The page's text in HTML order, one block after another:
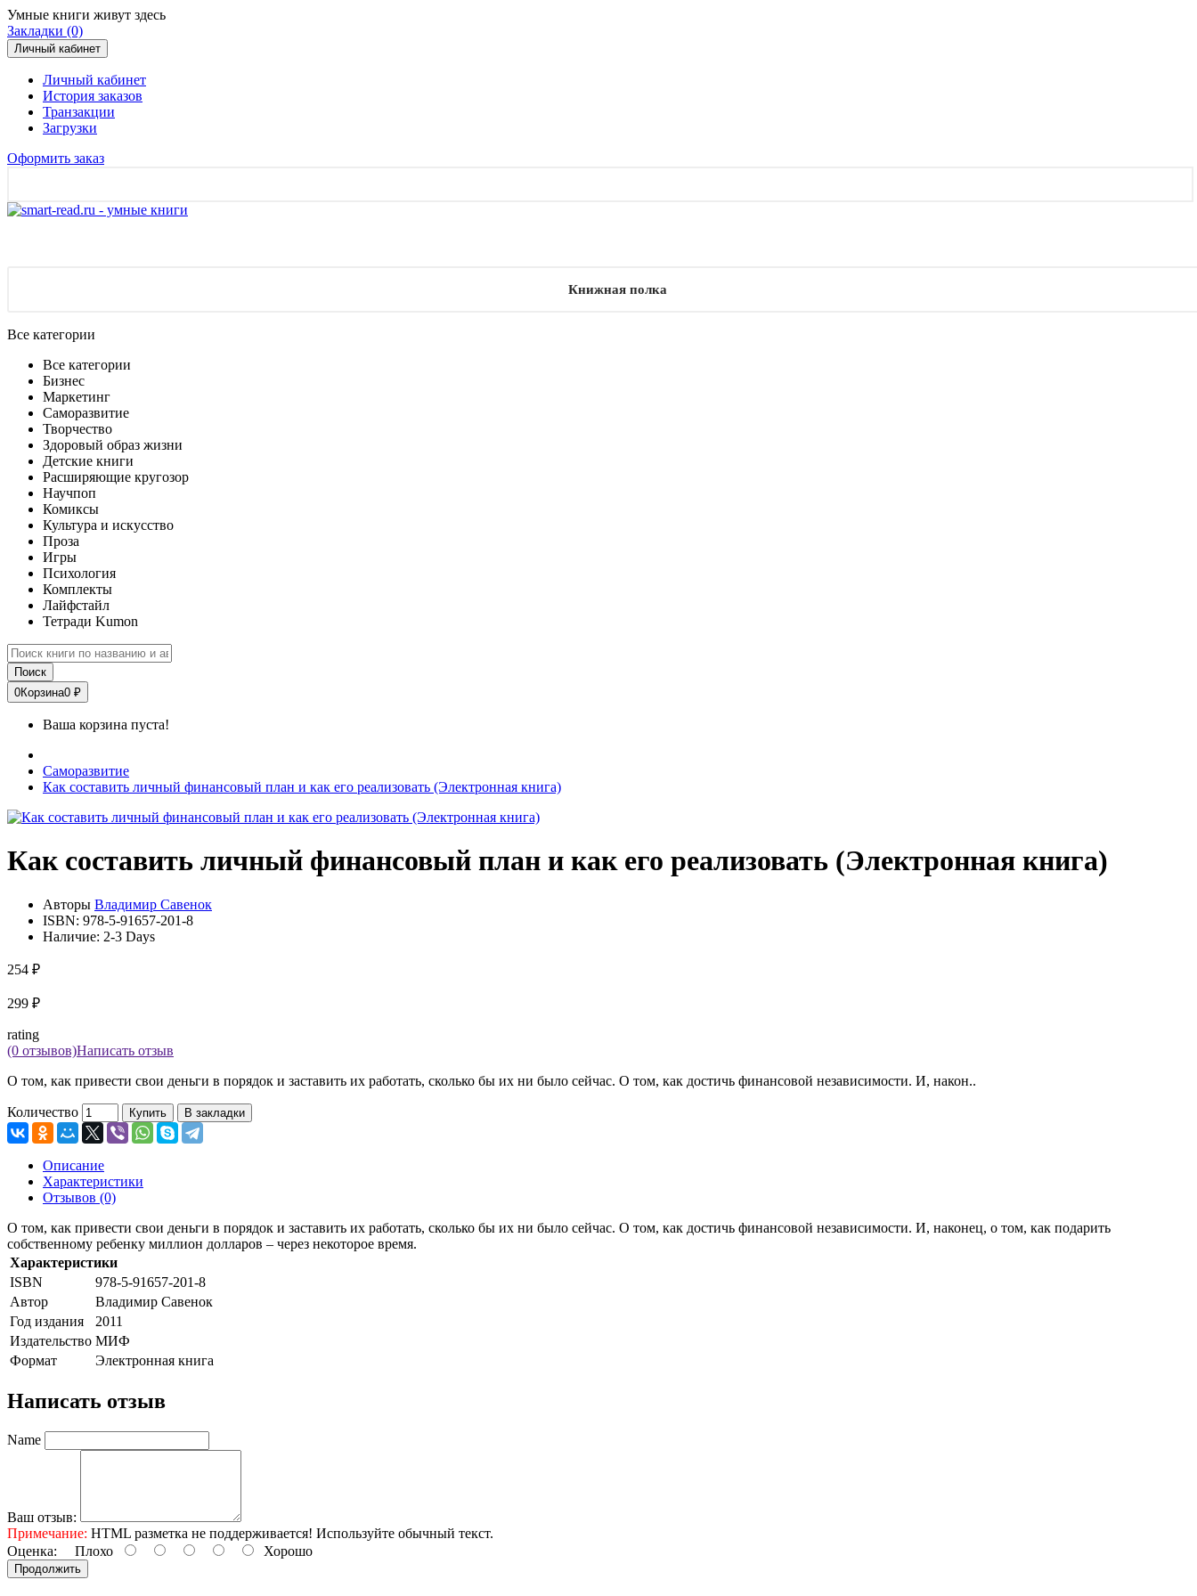
Умные книги живут здесь
Закладки (0)
Личный кабинет
Личный кабинет
История заказов
Транзакции
Загрузки
Оформить заказ
Книжная полка
Все категории
Все категории
Бизнес
Маркетинг
Саморазвитие
Творчество
Здоровый образ жизни
Детские книги
Расширяющие кругозор
Научпоп
Комиксы
Культура и искусство
Проза
Игры
Психология
Комплекты
Лайфстайл
Тетради Kumon
Поиск
0Корзина0 ₽
Ваша корзина пуста!
Саморазвитие
Как составить личный финансовый план и как его реализовать (Электронная книга)
Как составить личный финансовый план и как его реализовать (Электронная книга)
Авторы Владимир Савенок
ISBN: 978-5-91657-201-8
Наличие: 2-3 Days
254 ₽
299 ₽
rating
(0 отзывов)Написать отзыв
О том, как привести свои деньги в порядок и заставить их работать, сколько бы их ни было сейчас. О том, как достичь финансовой независимости. И, након..
Количество Купить В закладки
Описание
Характеристики
Отзывов (0)
О том, как привести свои деньги в порядок и заставить их работать, сколько бы их ни было сейчас. О том, как достичь финансовой независимости. И, наконец, о том, как подарить
собственному ребенку миллион долларов – через некоторое время.
Характеристики
ISBN
978-5-91657-201-8
Автор
Владимир Савенок
Год издания
2011
Издательство МИФ
Формат
Электронная книга
Написать отзыв
Name
Ваш отзыв:
Примечание: HTML разметка не поддерживается! Используйте обычный текст.
Оценка: Плохо Хорошо
Продолжить